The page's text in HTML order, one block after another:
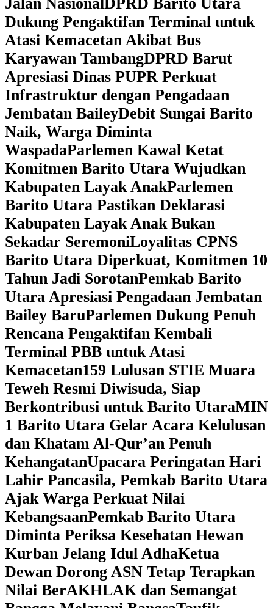
Dukung Pengaktifan Terminal untuk
Atasi Kemacetan Akibat Bus
Karyawan TambangDPRD Barut
Apresiasi Dinas PUPR Perkuat
Infrastruktur dengan Pengadaan
Jembatan BaileyDebit Sungai Barito
Naik, Warga Diminta
WaspadaParlemen Kawal Ketat
Komitmen Barito Utara Wujudkan
Kabupaten Layak AnakParlemen
Barito Utara Pastikan Deklarasi
Kabupaten Layak Anak Bukan
Sekadar SeremoniLoyalitas CPNS
Barito Utara Diperkuat, Komitmen 10
Tahun Jadi SorotanPemkab Barito
Utara Apresiasi Pengadaan Jembatan
Bailey BaruParlemen Dukung Penuh
Rencana Pengaktifan Kembali
Terminal PBB untuk Atasi
Kemacetan159 Lulusan STIE Muara
Teweh Resmi Diwisuda, Siap
Berkontribusi untuk Barito UtaraMIN
1 Barito Utara Gelar Acara Kelulusan
dan Khatam Al-Qur’an Penuh
KehangatanUpacara Peringatan Hari
Lahir Pancasila, Pemkab Barito Utara
Ajak Warga Perkuat Nilai
KebangsaanPemkab Barito Utara
Diminta Periksa Kesehatan Hewan
Kurban Jelang Idul AdhaKetua
Dewan Dorong ASN Tetap Terapkan
Nilai BerAKHLAK dan Semangat